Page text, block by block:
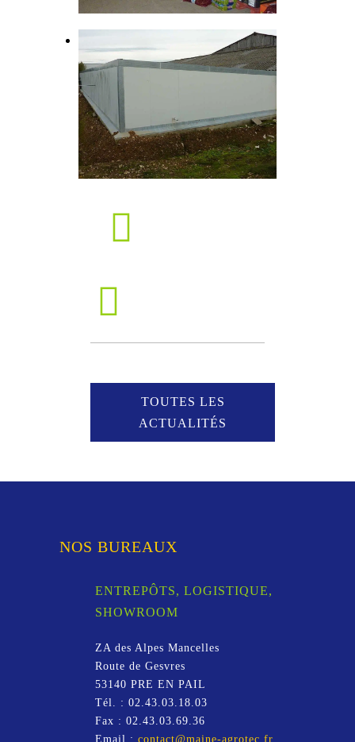
TOUTES LES
ACTUALITÉS
NOS BUREAUX
ENTREPÔTS, LOGISTIQUE,
SHOWROOM
ZA des Alpes Mancelles
Route de Gesvres
53140 PRE EN PAIL
Tél. : 02.43.03.18.03
Fax : 02.43.03.69.36
Email : contact@maine-agrotec.fr